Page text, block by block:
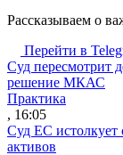
Рассказываем о
Перейти в
Суд пересмотрит
решение МКАС
Практика
, 16:05
Суд ЕС истолкует
активов